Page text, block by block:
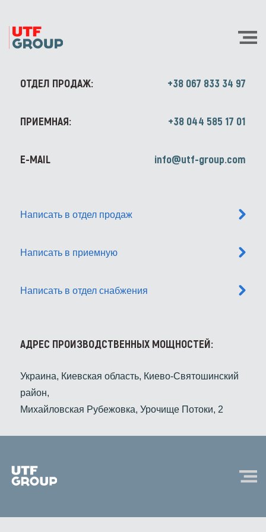
ОТДЕЛ ПРОДАЖ: +38 067 833 34 97
ПРИЕМНАЯ: +38 044 585 17 01
E-MAIL info@utf-group.com
Написать в отдел продаж
Написать в приемную
Написать в отдел снабжения
АДРЕС ПРОИЗВОДСТВЕННЫХ МОЩНОСТЕЙ:
Украина, Киевская область, Киево-Святошинский
район,
Михайловская Рубежовка, Урочище Потоки, 2